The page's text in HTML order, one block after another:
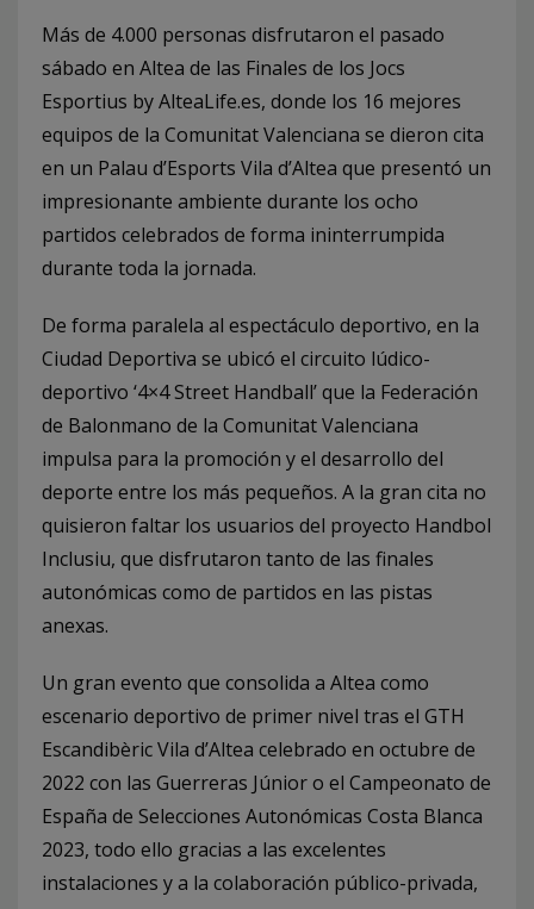
Más de 4.000 personas disfrutaron el pasado
sábado en Altea de las Finales de los Jocs
Esportius by AlteaLife.es, donde los 16 mejores
equipos de la Comunitat Valenciana se dieron cita
en un Palau d’Esports Vila d’Altea que presentó un
impresionante ambiente durante los ocho
partidos celebrados de forma ininterrumpida
durante toda la jornada.
De forma paralela al espectáculo deportivo, en la
Ciudad Deportiva se ubicó el circuito lúdico-
deportivo ‘4×4 Street Handball’ que la Federación
de Balonmano de la Comunitat Valenciana
impulsa para la promoción y el desarrollo del
deporte entre los más pequeños. A la gran cita no
quisieron faltar los usuarios del proyecto Handbol
Inclusiu, que disfrutaron tanto de las finales
autonómicas como de partidos en las pistas
anexas.
Un gran evento que consolida a Altea como
escenario deportivo de primer nivel tras el GTH
Escandibèric Vila d’Altea celebrado en octubre de
2022 con las Guerreras Júnior o el Campeonato de
España de Selecciones Autonómicas Costa Blanca
2023, todo ello gracias a las excelentes
instalaciones y a la colaboración público-privada,